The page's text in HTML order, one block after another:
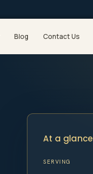
Blog Contact Us
At a glance
SERVING